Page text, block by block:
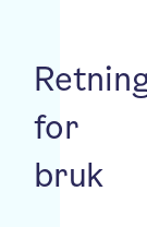
for
bruk